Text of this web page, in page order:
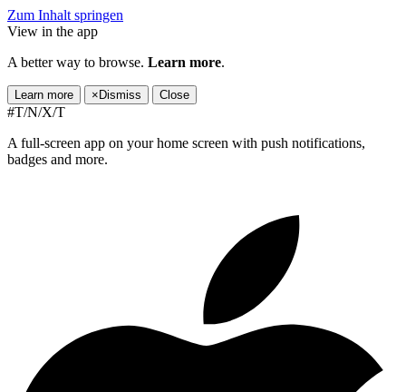
Zum Inhalt springen
View in the app
A better way to browse. Learn more.
Learn more × Dismiss Close
#T/N/X/T
A full-screen app on your home screen with push notifications,
badges and more.